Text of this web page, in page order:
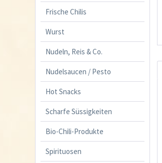
Frische Chilis
Wurst
Nudeln, Reis & Co.
Nudelsaucen / Pesto
Hot Snacks
Scharfe Süssigkeiten
Bio-Chili-Produkte
Spirituosen